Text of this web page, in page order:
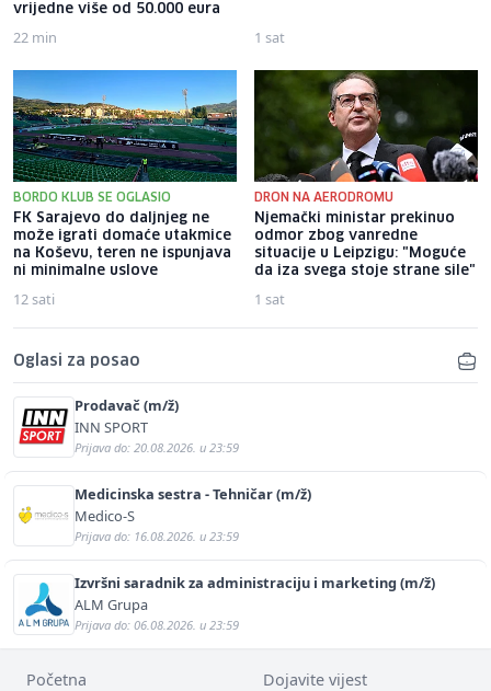
vrijedne više od 50.000 eura
22 min 1 sat
BORDO KLUB SE OGLASIO
FK Sarajevo do daljnjeg ne
može igrati domaće utakmice
na Koševu, teren ne ispunjava
ni minimalne uslove
12 sati
DRON NA AERODROMU
Njemački ministar prekinuo
odmor zbog vanredne
situacije u Leipzigu: "Moguće
da iza svega stoje strane sile"
1 sat
Oglasi za posao
Prodavač (m/ž)
INN SPORT
Prijava do: 20.08.2026. u 23:59
Medicinska sestra - Tehničar (m/ž)
Medico-S
Prijava do: 16.08.2026. u 23:59
Izvršni saradnik za administraciju i marketing (m/ž)
ALM Grupa
Prijava do: 06.08.2026. u 23:59
Početna Dojavite vijest